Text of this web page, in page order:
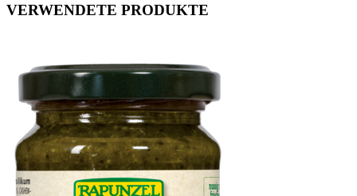
VERWENDETE PRODUKTE